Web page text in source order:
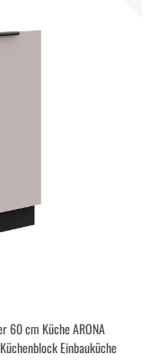
60 cm Küche ARONA
Einbauküche